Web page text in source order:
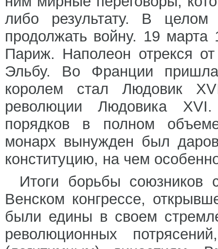
либо результату. В
продолжать войну. 19 марта
Париж. Наполеон отрекся
Эльбу. Во Франции
королем стал Людовик
революции Людовика
порядков в полном
монарх вынужден был
конституцию, на чем
Итоги борьбы
Венском конгрессе,
были едины в своем
революционных